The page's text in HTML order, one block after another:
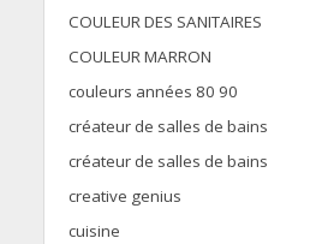
COULEUR DES SANITAIRES
COULEUR MARRON
couleurs années 80 90
créateur de salles de bains
créateur de salles de bains
creative genius
cuisine